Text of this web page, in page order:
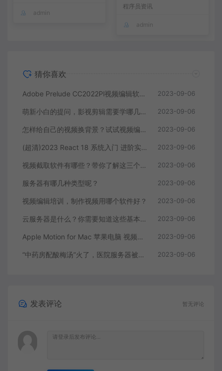
admin
程序员资讯
admin
猜你喜欢
Adobe Prelude CC2022Pl视频编辑软件中文直装版 2023-09-06
萌新小白的提问，影视剪辑需要学哪几个软件？ 2023-09-06
怎样给自己的视频换背景？试试视频编辑软件 2023-09-06
(超清)2023 React 18 系统入门 进阶实战《欢乐购》 2023-09-06
视频截取软件有哪些？带你了解这三个视频编辑软件 2023-09-06
服务器有哪几种类型呢？ 2023-09-06
视频编辑培训，制作视频用哪个软件好？ 2023-09-06
云服务器是什么？你需要知道这些基本知识 2023-09-06
Apple Motion for Mac 苹果电脑 视频编辑软件 2023-09-06
“中药房配酸梅汤”火了，医院服务器被挤爆，网友：更适合中国宝宝体质 2023-09-06
发表评论 暂无评论